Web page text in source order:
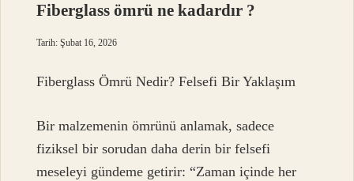
Fiberglass ömrü ne kadardır ?
Tarih: Şubat 16, 2026
Fiberglass Ömrü Nedir? Felsefi Bir Yaklaşım
Bir malzemenin ömrünü anlamak, sadece
fiziksel bir sorudan daha derin bir felsefi
meseleyi gündeme getirir: “Zaman içinde her